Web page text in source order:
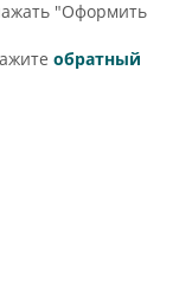
"Оформить
обратный